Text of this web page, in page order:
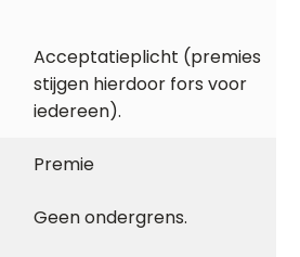
Acceptatieplicht (premies
stijgen hierdoor fors voor
iedereen).
Premie
Geen ondergrens.